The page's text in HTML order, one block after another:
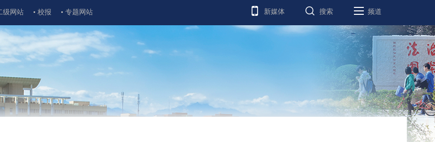
级网站 校报 专题网站 新媒体 搜索 频道